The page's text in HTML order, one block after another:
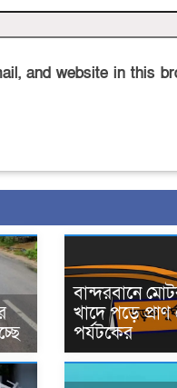
and website in this
বান্দরবানে
খাদে পড়ে
পর্যটকের